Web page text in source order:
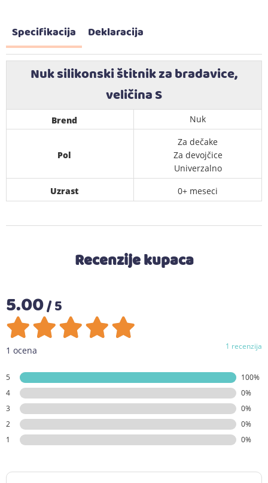
Specifikacija Deklaracija
Nuk silikonski štitnik za bradavice,
veličina S
Brend Nuk
Pol
Za dečake
Za devojčice
Univerzalno
Uzrast
0+ meseci
Recenzije kupaca
5.00/ 5
1 ocena 1 recenzija
5
100%
4
0%
3
0%
2
0%
1
0%